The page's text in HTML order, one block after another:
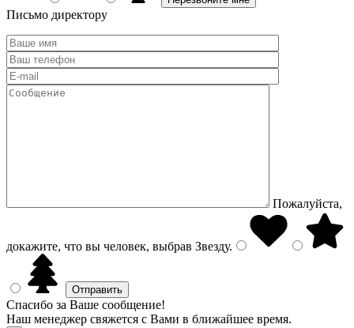
Письмо директору
Пожалуйста,
докажите, что вы человек, выбрав Звезду.
Спасибо за Ваше сообщение!
Наш менеджер свяжется с Вами в ближайшее время.